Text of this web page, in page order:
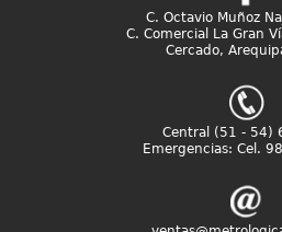
C. Octavio Muñoz
C. Comercial La Gran
Cercado,
Central (51 - 54)
Emergencias: Cel.